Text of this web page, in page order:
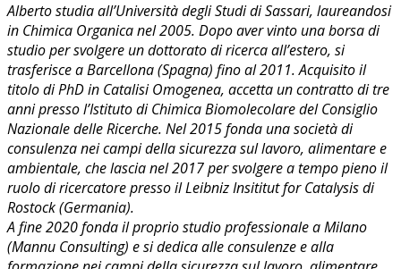
Alberto studia all’Università degli Studi di Sassari, laureandosi
in Chimica Organica nel 2005. Dopo aver vinto una borsa di
studio per svolgere un dottorato di ricerca all’estero, si
trasferisce a Barcellona (Spagna) fino al 2011. Acquisito il
titolo di PhD in Catalisi Omogenea, accetta un contratto di tre
anni presso l’Istituto di Chimica Biomolecolare del Consiglio
Nazionale delle Ricerche. Nel 2015 fonda una società di
consulenza nei campi della sicurezza sul lavoro, alimentare e
ambientale, che lascia nel 2017 per svolgere a tempo pieno il
ruolo di ricercatore presso il Leibniz Insititut for Catalysis di
Rostock (Germania).
A fine 2020 fonda il proprio studio professionale a Milano
(Mannu Consulting) e si dedica alle consulenze e alla